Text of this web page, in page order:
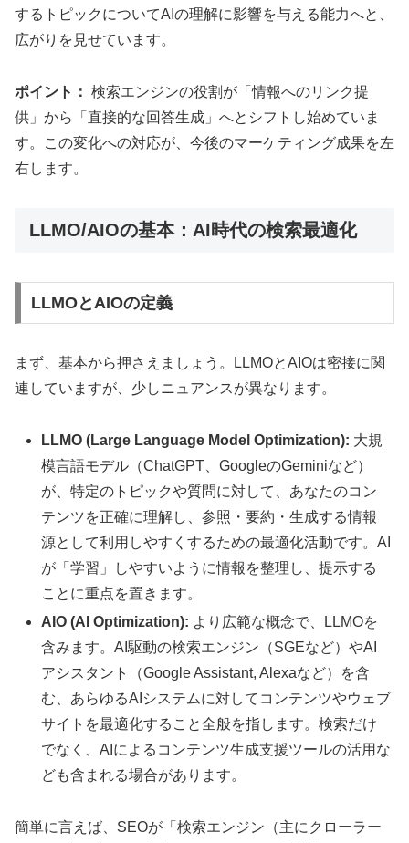
するトピックについてAIの理解に影響を与える能力へと、
広がりを見せています。
ポイント： 検索エンジンの役割が「情報へのリンク提
供」から「直接的な回答生成」へとシフトし始めていま
す。この変化への対応が、今後のマーケティング成果を左
右します。
LLMO/AIOの基本：AI時代の検索最適化
LLMOとAIOの定義
まず、基本から押さえましょう。LLMOとAIOは密接に関
連していますが、少しニュアンスが異なります。
LLMO (Large Language Model Optimization): 大規
模言語モデル（ChatGPT、GoogleのGeminiなど）
が、特定のトピックや質問に対して、あなたのコン
テンツを正確に理解し、参照・要約・生成する情報
源として利用しやすくするための最適化活動です。AI
が「学習」しやすいように情報を整理し、提示する
ことに重点を置きます。
AIO (AI Optimization): より広範な概念で、LLMOを
含みます。AI駆動の検索エンジン（SGEなど）やAI
アシスタント（Google Assistant, Alexaなど）を含
む、あらゆるAIシステムに対してコンテンツやウェブ
サイトを最適化すること全般を指します。検索だけ
でなく、AIによるコンテンツ生成支援ツールの活用な
ども含まれる場合があります。
簡単に言えば、SEOが「検索エンジン（主にクローラー